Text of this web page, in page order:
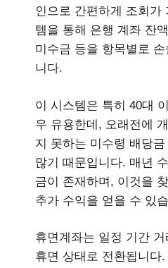
인으로 간편하게 조회가
템을 통해 은행 계좌 잔
미수금 등을 항목별로
니다.
이 시스템은 특히 40대
우 유용한데, 오래전에
지 못하는 미수령 배당
많기 때문입니다. 매년
금이 존재하며, 이것을
추가 수익을 얻을 수 있
휴면계좌는 일정 기간
휴면 상태로 전환됩니다